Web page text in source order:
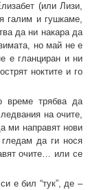
(или Лизи,
галим и гушкаме,
да ни накара да
но май не е
е гланциран и ни
ноктите и го
време трябва да
на очите,
ми направят нови
да ги нося
очите… или се
е бил “тук”, де –